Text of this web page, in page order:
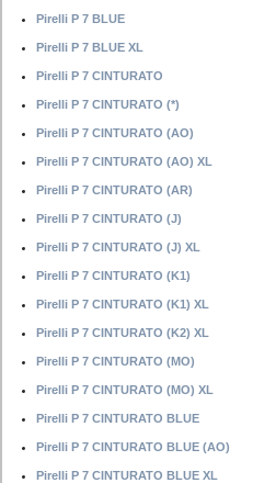
Pirelli P 7 BLUE
Pirelli P 7 BLUE XL
Pirelli P 7 CINTURATO
Pirelli P 7 CINTURATO (*)
Pirelli P 7 CINTURATO (AO)
Pirelli P 7 CINTURATO (AO) XL
Pirelli P 7 CINTURATO (AR)
Pirelli P 7 CINTURATO (J)
Pirelli P 7 CINTURATO (J) XL
Pirelli P 7 CINTURATO (K1)
Pirelli P 7 CINTURATO (K1) XL
Pirelli P 7 CINTURATO (K2) XL
Pirelli P 7 CINTURATO (MO)
Pirelli P 7 CINTURATO (MO) XL
Pirelli P 7 CINTURATO BLUE
Pirelli P 7 CINTURATO BLUE (AO)
Pirelli P 7 CINTURATO BLUE XL